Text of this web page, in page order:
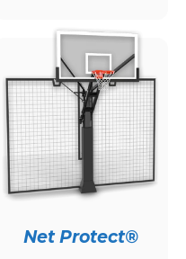
Net Protect®